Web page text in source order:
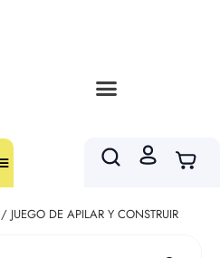
/ JUEGO DE APILAR Y CONSTRUIR